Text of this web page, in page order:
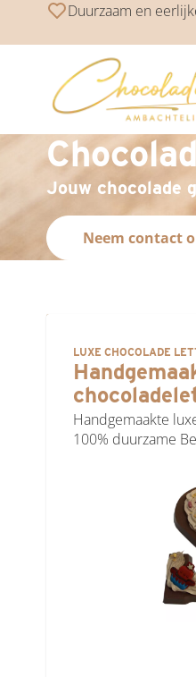
Duurzaam en
Jouw chocolade
Neem contact
LUXE CHOCOLADE
Handgemaakte
100% duurzame
verpakt en ook